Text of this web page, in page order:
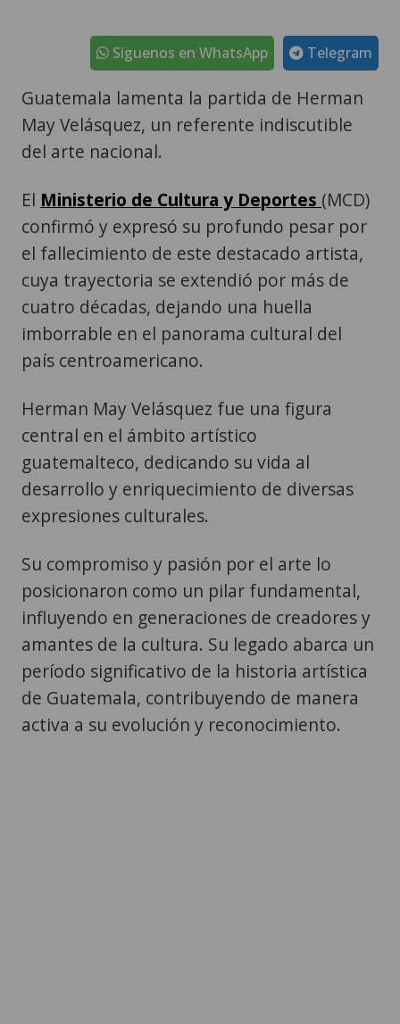
Telegram
Síguenos en WhatsApp
Guatemala lamenta la partida de Herman
May Velásquez, un referente indiscutible
del arte nacional.
El Ministerio de Cultura y Deportes (MCD)
confirmó y expresó su profundo pesar por
el fallecimiento de este destacado artista,
cuya trayectoria se extendió por más de
cuatro décadas, dejando una huella
imborrable en el panorama cultural del
país centroamericano.
Herman May Velásquez fue una figura
central en el ámbito artístico
guatemalteco, dedicando su vida al
desarrollo y enriquecimiento de diversas
expresiones culturales.
Su compromiso y pasión por el arte lo
posicionaron como un pilar fundamental,
influyendo en generaciones de creadores y
amantes de la cultura. Su legado abarca un
período significativo de la historia artística
de Guatemala, contribuyendo de manera
activa a su evolución y reconocimiento.